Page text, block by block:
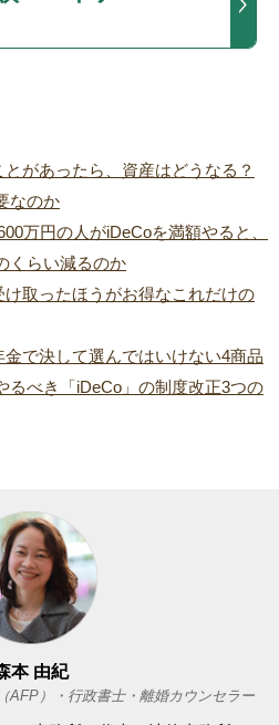
があったら、資産はどうなる？
なのか
万円の人がiDeCoを満額やると、
くらい減るのか
取ったほうがお得なこれだけの
で決して選んではいけない4商品
るべき「iDeCo」の制度改正3つの
本 由紀
AFP）・行政書士・離婚カウンセラー